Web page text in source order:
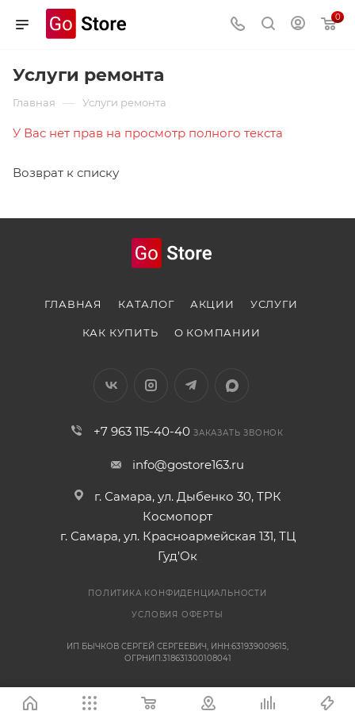
0
Услуги ремонта
Главная — Услуги ремонта
У Вас нет прав на просмотр полного текста
Возврат к списку
ГЛАВНАЯ КАТАЛОГ АКЦИИ УСЛУГИ
КАК КУПИТЬ О КОМПАНИИ
+7 963 115-40-40 ЗАКАЗАТЬ ЗВОНОК
info@gostore163.ru
г. Самара, ул. Дыбенко 30, ТРК
Космопорт
г. Самара, ул. Красноармейская 131, ТЦ
Гуд'Ок
ПОЛИТИКА КОНФИДЕНЦИАЛЬНОСТИ
УСЛОВИЯ ОФЕРТЫ
ИП БЫЧКОВ СЕРГЕЙ СЕРГЕЕВИЧ, ИНН:631939009615,
ОГРНИП:318631300108041